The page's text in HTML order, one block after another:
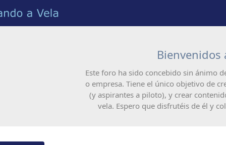
Bienvenidos
Este foro ha sido concebido sin ánimo
o empresa. Tiene el único objetivo de
(y aspirantes a piloto), y crear
vela. Espero que disfrutéis de él y